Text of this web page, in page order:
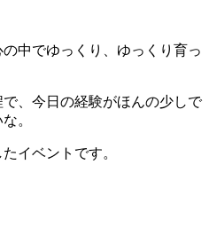
中でゆっくり、ゆっくり育っ
、今日の経験がほんの少しで
。
イベントです。